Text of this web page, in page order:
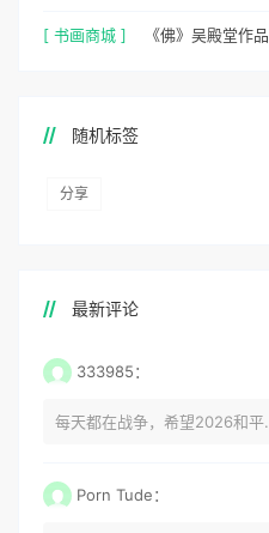
[ 书画商城 ] 《佛》吴殿堂作品
随机标签
分享
最新评论
333985：
每天都在战争，希望2026和平.
Porn Tude：